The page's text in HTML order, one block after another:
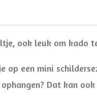
ook leuk om kado
op een mini
ophangen? Dat kan